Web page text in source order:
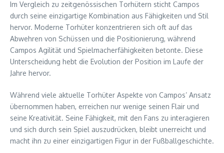
Im Vergleich zu zeitgenössischen Torhütern sticht Campos
durch seine einzigartige Kombination aus Fähigkeiten und Stil
hervor. Moderne Torhüter konzentrieren sich oft auf das
Abwehren von Schüssen und die Positionierung, während
Campos Agilität und Spielmacherfähigkeiten betonte. Diese
Unterscheidung hebt die Evolution der Position im Laufe der
Jahre hervor.
Während viele aktuelle Torhüter Aspekte von Campos’ Ansatz
übernommen haben, erreichen nur wenige seinen Flair und
seine Kreativität. Seine Fähigkeit, mit den Fans zu interagieren
und sich durch sein Spiel auszudrücken, bleibt unerreicht und
macht ihn zu einer einzigartigen Figur in der Fußballgeschichte.